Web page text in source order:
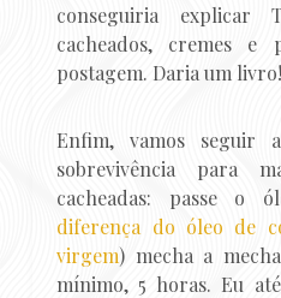
conseguiria explicar
cacheados, cremes e
postagem. Daria um livro!
Enfim, vamos seguir
sobrevivência para
cacheadas: passe o
diferença do óleo de
virgem) mecha a
mínimo, 5 horas. Eu